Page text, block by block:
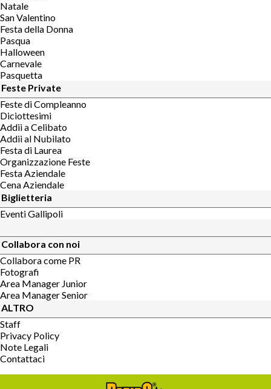
Natale
San Valentino
Festa della Donna
Pasqua
Halloween
Carnevale
Pasquetta
Feste Private
Feste di Compleanno
Diciottesimi
Addii a Celibato
Addii al Nubilato
Festa di Laurea
Organizzazione Feste
Festa Aziendale
Cena Aziendale
Biglietteria
Eventi Gallipoli
Collabora con noi
Collabora come PR
Fotografi
Area Manager Junior
Area Manager Senior
ALTRO
Staff
Privacy Policy
Note Legali
Contattaci